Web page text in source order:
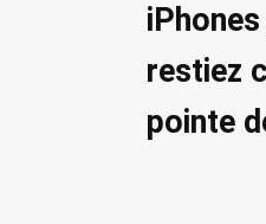
restiez
pointe